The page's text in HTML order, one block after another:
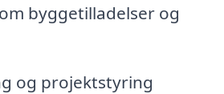
byggetilladelser og
og projektstyring